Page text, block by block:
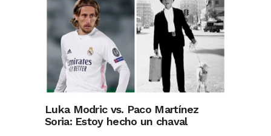
Luka Modric vs. Paco Martínez
Soria: Estoy hecho un chaval